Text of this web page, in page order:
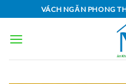
to
content
VÁCH NGĂN PHONG